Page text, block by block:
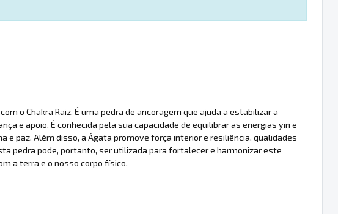
o Chakra Raiz. É uma pedra de ancoragem que ajuda a estabilizar a
e apoio. É conhecida pela sua capacidade de equilibrar as energias yin e
e paz. Além disso, a Ágata promove força interior e resiliência, qualidades
pedra pode, portanto, ser utilizada para fortalecer e harmonizar este
a terra e o nosso corpo físico.